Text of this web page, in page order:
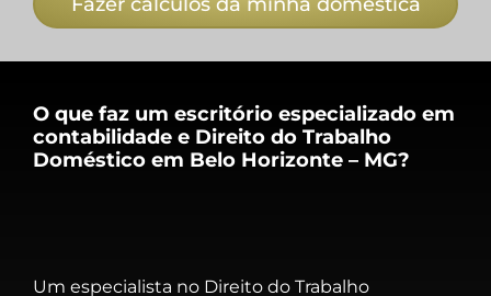
O que faz um escritório especializado em
contabilidade e Direito do Trabalho
Doméstico em Belo Horizonte – MG?
Um especialista no Direito do Trabalho